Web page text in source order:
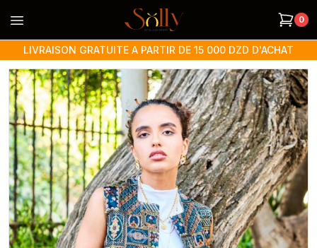
Open menu 0
LIVRAISON GRATUITE A PARTIR DE 15 000 DZD D'ACHAT